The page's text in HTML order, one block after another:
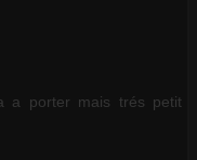
a porter mais trés petit